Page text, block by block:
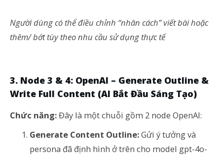
Người dùng có thể điều chỉnh “nhân cách” viết bài hoặc
thêm/ bớt tùy theo nhu cầu sử dụng thực tế
3. Node 3 & 4: OpenAI – Generate Outline &
Write Full Content (AI Bắt Đầu Sáng Tạo)
Chức năng:Đây là một chuỗi gồm 2 node OpenAI:
Generate Content Outline:Gửi ý tưởng và
persona đã định hình ở trên cho model gpt-4o-